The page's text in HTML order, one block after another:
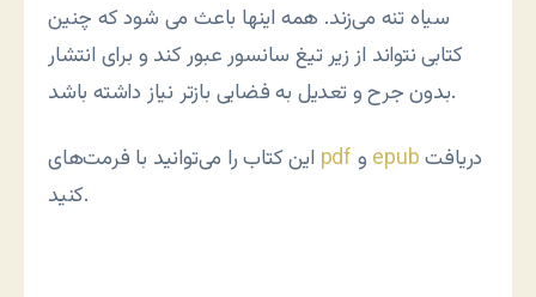
سیاه تنه می‌زند. همه اینها باعث می شود که چنین
کتابی نتواند از زیر تیغ سانسور عبور کند و برای انتشار
بدون جرح و تعدیل به فضایی بازتر نیاز داشته باشد.
pdf epubدریافت
کنید.